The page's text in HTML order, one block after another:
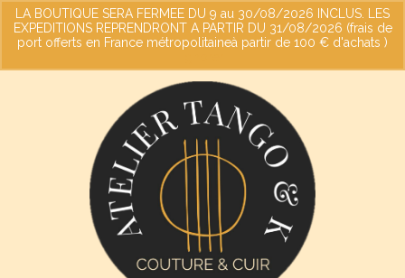
LA BOUTIQUE SERA FERMEE DU 9 au 30/08/2026 INCLUS. LES
EXPEDITIONS REPRENDRONT A PARTIR DU 31/08/2026 (frais de
port offerts en France métropolitaineà partir de 100 € d'achats )
Votre panier- 0,00€